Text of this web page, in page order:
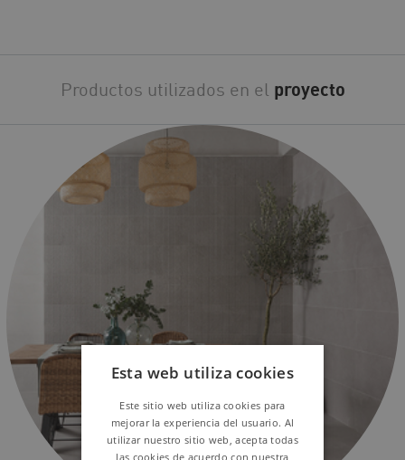
Productos utilizados en el proyecto
Esta web utiliza cookies
Este sitio web utiliza cookies para
mejorar la experiencia del usuario. Al
utilizar nuestro sitio web, acepta todas
las cookies de acuerdo con nuestra